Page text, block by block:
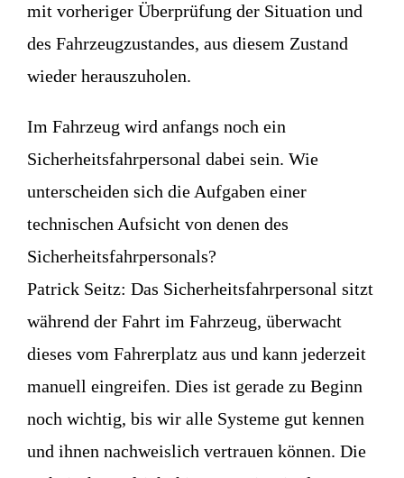
mit vorheriger Überprüfung der Situation und
des Fahrzeugzustandes, aus diesem Zustand
wieder herauszuholen.
Im Fahrzeug wird anfangs noch ein
Sicherheitsfahrpersonal dabei sein. Wie
unterscheiden sich die Aufgaben einer
technischen Aufsicht von denen des
Sicherheitsfahrpersonals?
Patrick Seitz: Das Sicherheitsfahrpersonal sitzt
während der Fahrt im Fahrzeug, überwacht
dieses vom Fahrerplatz aus und kann jederzeit
manuell eingreifen. Dies ist gerade zu Beginn
noch wichtig, bis wir alle Systeme gut kennen
und ihnen nachweislich vertrauen können. Die